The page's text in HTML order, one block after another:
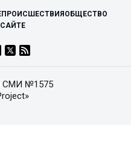
ПРОИСШЕСТВИЯ ОБЩЕСТВО
СМИ №1575